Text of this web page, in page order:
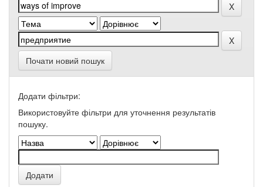
Почати новий пошук
Додати фільтри:
Використовуйте фільтри для уточнення результатів
пошуку.